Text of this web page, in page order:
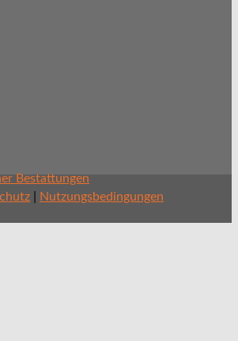
Bestattungen
| Nutzungsbedingungen